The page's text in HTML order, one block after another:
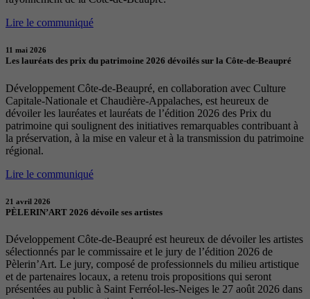
Lire le communiqué
11 mai 2026
Les lauréats des prix du patrimoine 2026 dévoilés sur la Côte-de-Beaupré
Développement Côte-de-Beaupré, en collaboration avec Culture
Capitale-Nationale et Chaudière-Appalaches, est heureux de
dévoiler les lauréates et lauréats de l’édition 2026 des Prix du
patrimoine qui soulignent des initiatives remarquables contribuant à
la préservation, à la mise en valeur et à la transmission du patrimoine
régional.
Lire le communiqué
21 avril 2026
PÈLERIN’ART 2026 dévoile ses artistes
Développement Côte-de-Beaupré est heureux de dévoiler les artistes
sélectionnés par le commissaire et le jury de l’édition 2026 de
Pèlerin’Art. Le jury, composé de professionnels du milieu artistique
et de partenaires locaux, a retenu trois propositions qui seront
présentées au public à Saint Ferréol-les-Neiges le 27 août 2026 dans